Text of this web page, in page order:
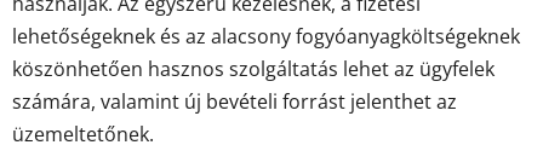
lehetőségeknek és az alacsony fogyóanyagköltségeknek
köszönhetően hasznos szolgáltatás lehet az ügyfelek
számára, valamint új bevételi forrást jelenthet az
üzemeltetőnek.